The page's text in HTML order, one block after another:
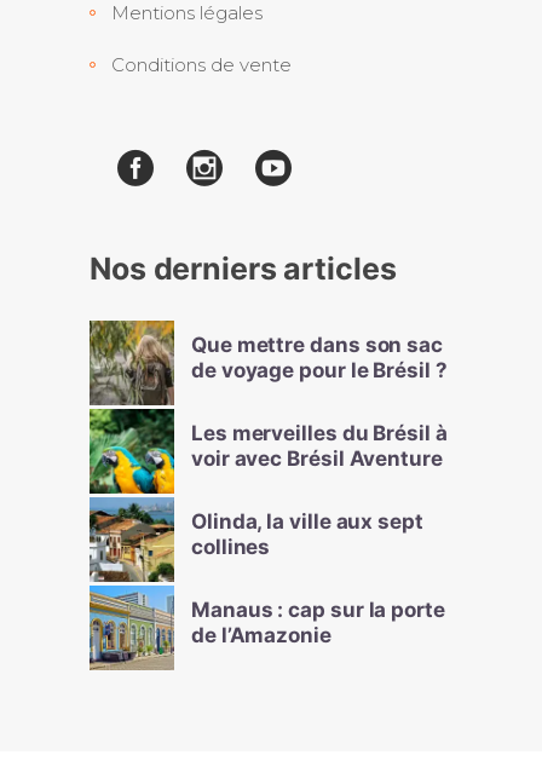
Mentions légales
Conditions de vente
Nos derniers articles
Que mettre dans son sac
de voyage pour le Brésil ?
Les merveilles du Brésil à
voir avec Brésil Aventure
Olinda, la ville aux sept
collines
Manaus : cap sur la porte
de l’Amazonie